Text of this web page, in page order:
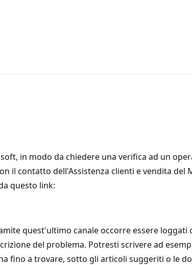
in modo da chiedere una verifica ad un
il contatto dell'Assistenza clienti e vendita
questo link:
quest'ultimo canale occorre essere loggati
del problema. Potresti scrivere ad
fino a trovare, sotto gli articoli suggeriti o le